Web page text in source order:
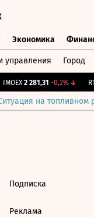
Экономика
управления Город
IMOEX 2 281,31 -0,2%↓
на топливном
Подписка
Реклама